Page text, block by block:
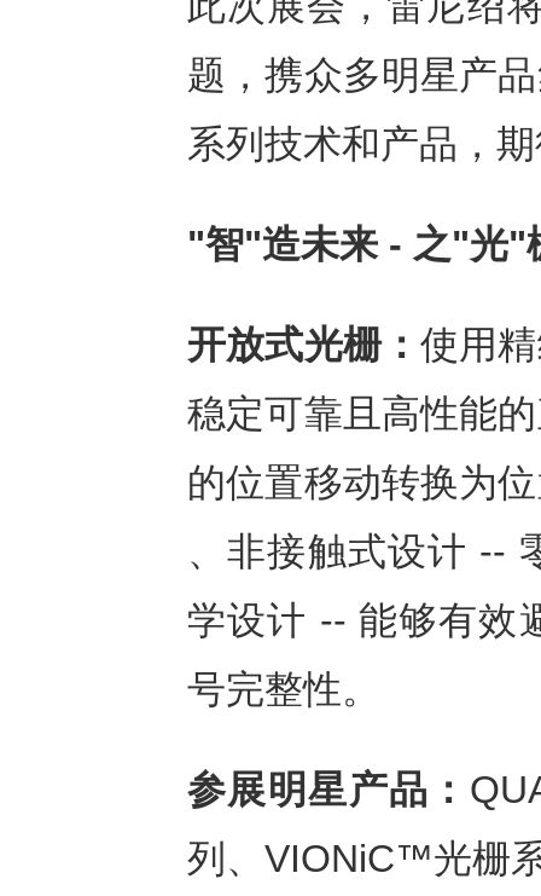
题，携众多明星产
系列技术和产品，
"智"造未来 - 之"光"
开放式光栅： 使用
稳定可靠且高性能
的位置移动转换为
、非接触式设计 --
学设计 -- 能够有效
号完整性。
参展明星产品：
列、VIONiC™光栅